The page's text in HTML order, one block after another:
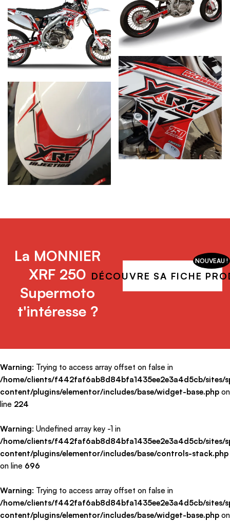
La MONNIER
XRF 250
Supermoto
t'intéresse ?
DÉCOUVRE SA FICHE
NOUVEAU !
Warning: Trying to access array offset on false in
/home/clients/f442faf6ab8d84bfa1435ee2e3a4d5cb/sites/
content/plugins/elementor/includes/base/widget-base.php on
line 224
Warning: Undefined array key -1 in
/home/clients/f442faf6ab8d84bfa1435ee2e3a4d5cb/sites/
content/plugins/elementor/includes/base/controls-stack.php
on line 696
Warning: Trying to access array offset on false in
/home/clients/f442faf6ab8d84bfa1435ee2e3a4d5cb/sites/
content/plugins/elementor/includes/base/widget-base.php on